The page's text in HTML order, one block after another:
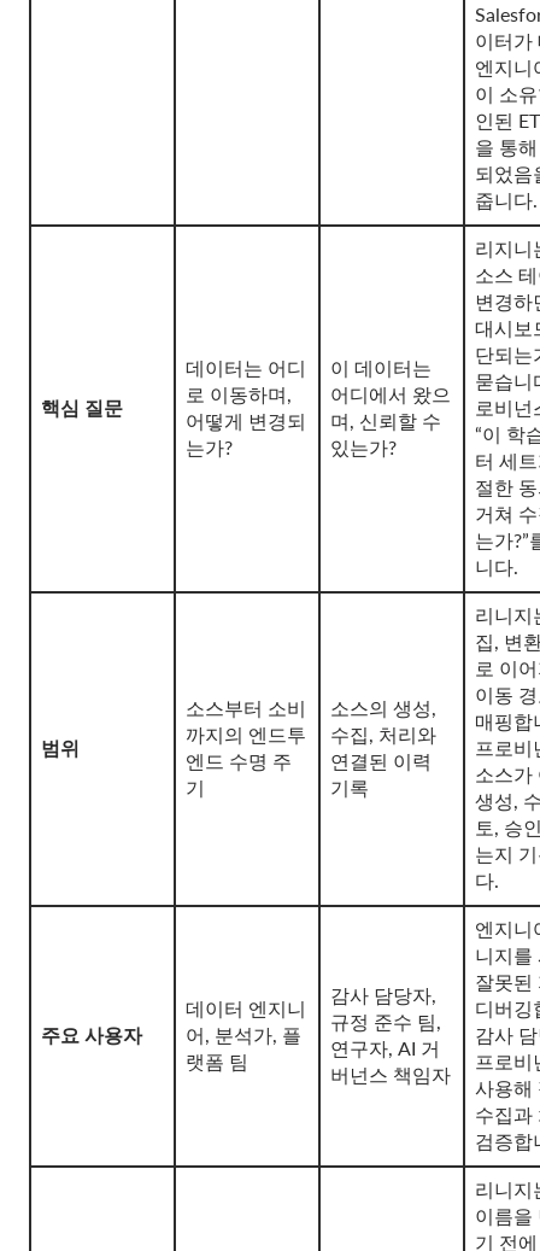
이터가
엔지니
이 소
인된
을 통
되었음
줍니다.
핵심 질문
데이터는 어디
로 이동하며,
어떻게 변경되
는가?
이 데이터는
어디에서 왔으
며, 신뢰할 수
있는가?
리지니
소스
변경하
대시보
단되는
묻습니
로비넌
“이 학
터 세
절한
거쳐
는가?”
니다.
범위
소스부터 소비
까지의 엔드투
엔드 수명 주
기
소스의 생성,
수집, 처리와
연결된 이력
기록
리니지
집, 변
로 이
이동
매핑합
프로비
소스가
생성,
토, 승
는지
다.
주요 사용자
데이터 엔지니
어, 분석가, 플
랫폼 팀
감사 담당자,
규정 준수 팀,
연구자, AI 거
버넌스 책임자
엔지니
니지를
잘못된
디버깅
감사
프로비
사용해
수집과
검증합
리니지
이름을
기 전